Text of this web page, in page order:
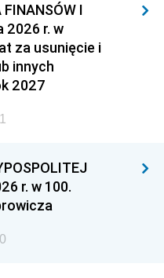
I
2026 r. w
za usunięcie i
innych
2027
r. w 100.